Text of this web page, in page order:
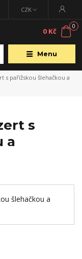
Menu
CZK
0
0 Kč
s pařížskou šlehačkou a
s
a